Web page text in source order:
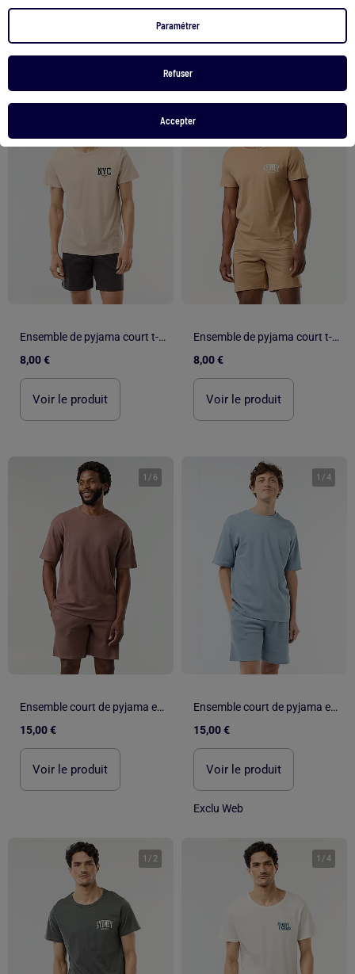
Paramétrer
Refuser
Accepter
2 couleurs
Ensemble de pyjama court t-shirt + short - 2 pièces
8,00 €
Voir le produit
Ensemble de pyjama court t-shirt + short - 2 pièces
8,00 €
Voir le produit
1 / 6
Ensemble court de pyjama en nid d'abeilles - 2 pièces
15,00 €
Voir le produit
1 /4
Ensemble court de pyjama en nid d'abeilles - 2 pièces
15,00 €
Voir le produit
Exclu Web
1 / 2 1 /4